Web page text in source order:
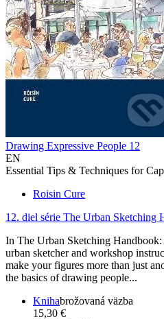
Drawing Expressive People 12
EN
Essential Tips & Techniques for
Roisin Cure
12. diel série The Urban Sketching
In The Urban Sketching
urban sketcher and workshop
make your figures more than just
the basics of drawing people...
Knihabrožovaná väzba
15,30 €